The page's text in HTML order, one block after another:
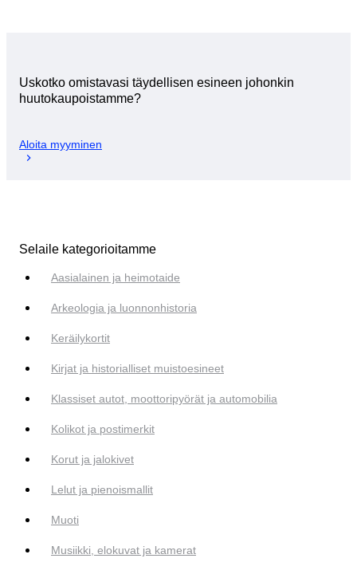
Uskotko omistavasi täydellisen esineen johonkin
huutokaupoistamme?
Aloita myyminen
Selaile kategorioitamme
Aasialainen ja heimotaide
Arkeologia ja luonnonhistoria
Keräilykortit
Kirjat ja historialliset muistoesineet
Klassiset autot, moottoripyörät ja automobilia
Kolikot ja postimerkit
Korut ja jalokivet
Lelut ja pienoismallit
Muoti
Musiikki, elokuvat ja kamerat